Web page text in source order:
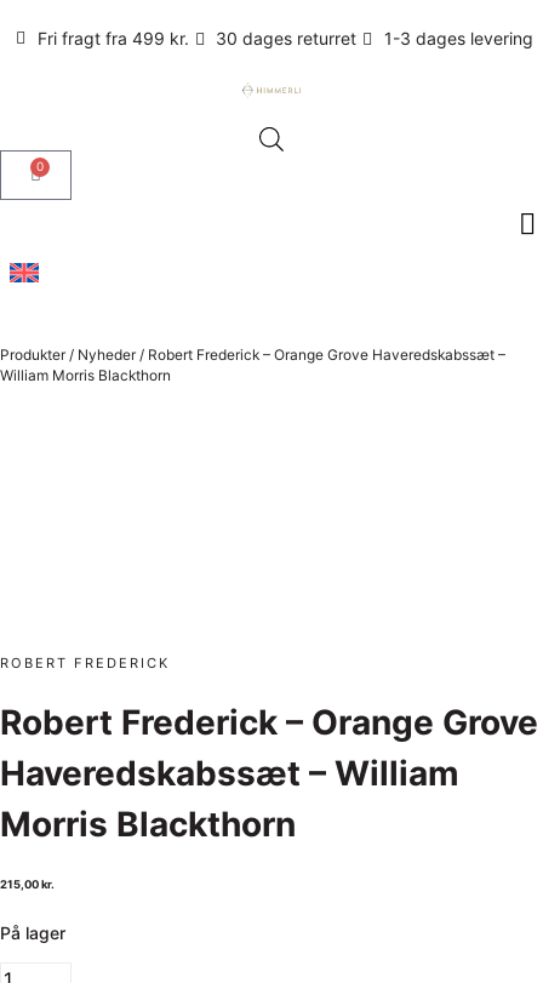
Fri fragt fra 499 kr. 30 dages returret 1-3 dages levering
0
Produkter / Nyheder / Robert Frederick – Orange Grove Haveredskabssæt –
William Morris Blackthorn
ROBERT FREDERICK
Robert Frederick – Orange Grove
Haveredskabssæt – William
Morris Blackthorn
215,00kr.
På lager